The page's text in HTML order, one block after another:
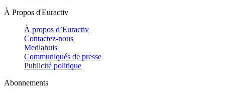
À Propos d'Euractiv
À propos d’Euractiv
Contactez-nous
Mediahuis
Communiqués de presse
Publicité politique
Abonnements